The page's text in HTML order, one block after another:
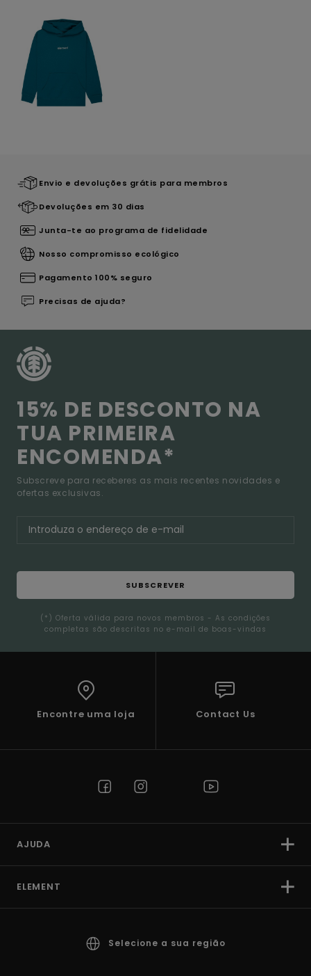
Envio e devoluções grátis para membros
Devoluções em 30 dias
Junta-te ao programa de fidelidade
Nosso compromisso ecológico
Pagamento 100% seguro
Precisas de ajuda?
15% DE DESCONTO NA
TUA PRIMEIRA
ENCOMENDA*
Subscreve para receberes as mais recentes novidades e
ofertas exclusivas.
SUBSCREVER
(*) Oferta válida para novos membros - As condições
completas são descritas no e-mail de boas-vindas
Encontre uma loja Contact Us
AJUDA
ELEMENT
Selecione a sua região